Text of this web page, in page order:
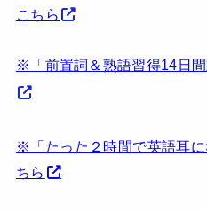
こちら
※「前置詞＆熟語習得14日
※「たった２時間で英語耳
ちら